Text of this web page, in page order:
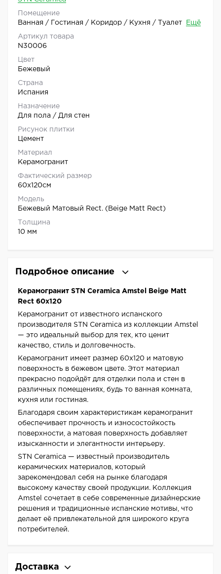
Помещение
Ванная / Гостиная / Коридор / Кухня / Туалет
Ещё
Артикул товара
N30006
Цвет
Бежевый
Страна
Испания
Назначение
Для пола / Для стен
Рисунок плитки
Цемент
Материал
Керамогранит
Фактический размер
60x120см
Модель
Бежевый Матовый Rect. (Beige Matt Rect)
Толщина
10 мм
Подробное описание
Керамогранит STN Ceramica Amstel Beige Matt
Rect 60x120
Керамогранит от известного испанского
производителя STN Ceramica из коллекции Amstel
— это идеальный выбор для тех, кто ценит
качество, стиль и долговечность.
Керамогранит имеет размер 60x120 и матовую
поверхность в бежевом цвете. Этот материал
прекрасно подойдёт для отделки пола и стен в
различных помещениях, будь то ванная комната,
кухня или гостиная.
Благодаря своим характеристикам керамогранит
обеспечивает прочность и износостойкость
поверхности, а матовая поверхность добавляет
изысканности и элегантности интерьеру.
STN Ceramica — известный производитель
керамических материалов, который
зарекомендовал себя на рынке благодаря
высокому качеству своей продукции. Коллекция
Amstel сочетает в себе современные дизайнерские
решения и традиционные испанские мотивы, что
делает её привлекательной для широкого круга
потребителей.
Доставка